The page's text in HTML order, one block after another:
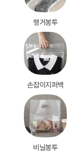
행거봉투
손잡이지퍼백
비닐봉투